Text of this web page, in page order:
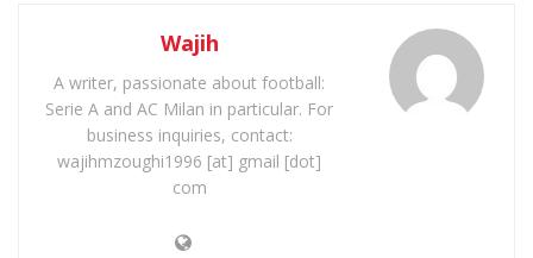
Wajih
A writer, passionate about football:
Serie A and AC Milan in particular. For
business inquiries, contact:
wajihmzoughi1996 [at] gmail [dot]
com